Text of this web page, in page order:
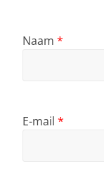
Naam *
E-mail *